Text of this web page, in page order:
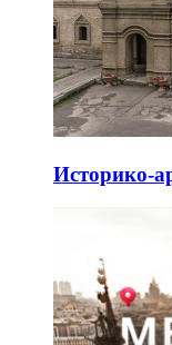
Историко-